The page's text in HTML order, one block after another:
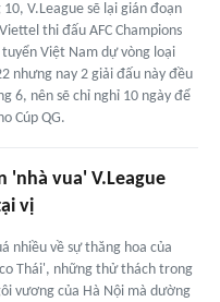
10, V.League sẽ lại gián đoạn
thi đấu AFC Champions
tuyển Việt Nam dự vòng loại
nhưng nay 2 giải đấu này đều
6, nên sẽ chỉ nghỉ 10 ngày để
Cúp QG.
'nhà vua' V.League
vị
nhiều về sự thăng hoa của
Thái', những thử thách trong
vương của Hà Nội mà dường